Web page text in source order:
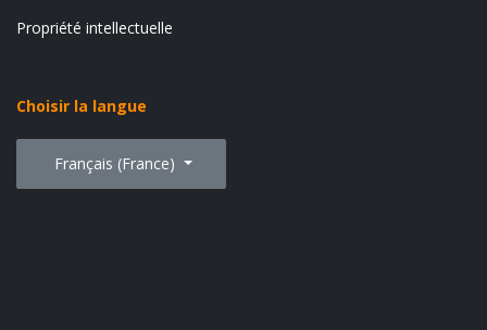
Propriété intellectuelle
Choisir la langue
Français (France)